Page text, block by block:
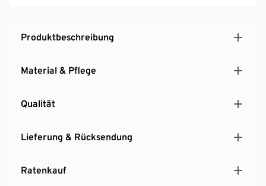
Produktbeschreibung
Material & Pflege
Qualität
Lieferung & Rücksendung
Ratenkauf